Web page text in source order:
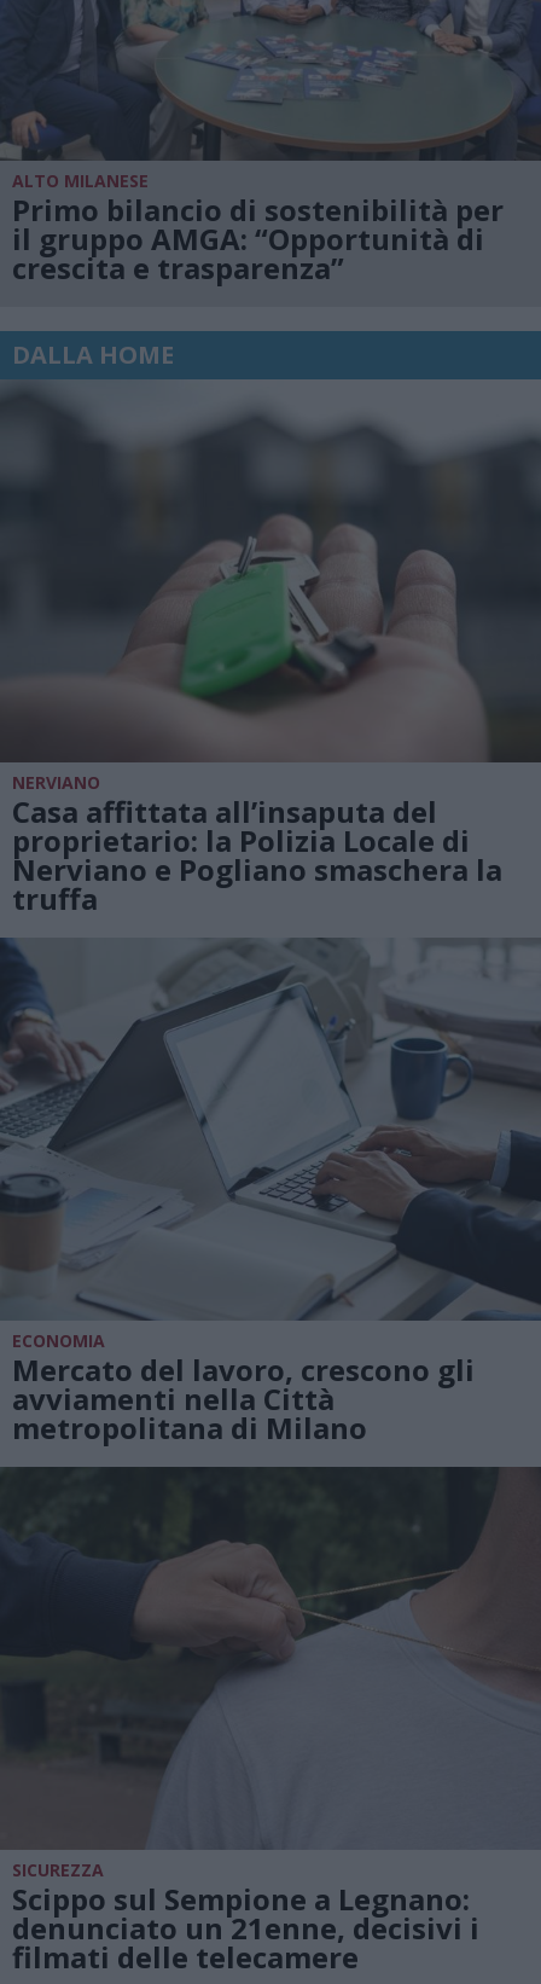
ALTO MILANESE
Primo bilancio di sostenibilità per
il gruppo AMGA: “Opportunità di
crescita e trasparenza”
DALLA HOME
NERVIANO
Casa affittata all’insaputa del
proprietario: la Polizia Locale di
Nerviano e Pogliano smaschera la
truffa
ECONOMIA
Mercato del lavoro, crescono gli
avviamenti nella Città
metropolitana di Milano
SICUREZZA
Scippo sul Sempione a Legnano:
denunciato un 21enne, decisivi i
filmati delle telecamere